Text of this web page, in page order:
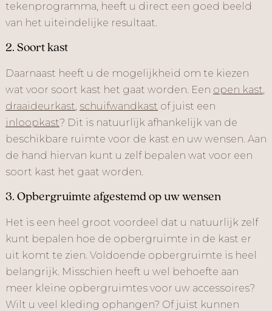
tekenprogramma, heeft u direct een goed beeld
van het uiteindelijke resultaat.
2. Soort kast
Daarnaast heeft u de mogelijkheid om te kiezen
wat voor soort kast het gaat worden. Een open kast,
draaideurkast, schuifwandkast of juist een
inloopkast? Dit is natuurlijk afhankelijk van de
beschikbare ruimte voor de kast en uw wensen. Aan
de hand hiervan kunt u zelf bepalen wat voor een
soort kast het gaat worden.
3. Opbergruimte afgestemd op uw wensen
Het is een heel groot voordeel dat u natuurlijk zelf
kunt bepalen hoe de opbergruimte in de kast er
uit komt te zien. Voldoende opbergruimte is heel
belangrijk. Misschien heeft u wel behoefte aan
meer kleine opbergruimtes voor uw accessoires?
Wilt u veel kleding ophangen? Of juist kunnen